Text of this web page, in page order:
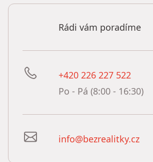
Rádi vám poradíme
+420 226 227 522
Po - Pá (8:00 - 16:30)
info@bezrealitky.cz